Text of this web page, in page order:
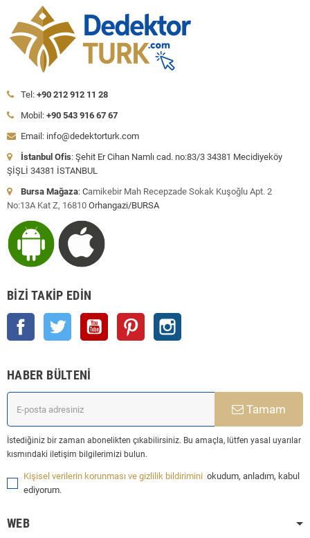
Tel: +90 212 912 11 28
Mobil: +90 543 916 67 67
Email: info@dedektorturk.com
İstanbul Ofis: Şehit Er Cihan Namlı cad. no:83/3 34381 Mecidiyeköy
ŞİŞLİ 34381 İSTANBUL
Bursa Mağaza: Camikebir Mah Recepzade Sokak Kuşoğlu Apt. 2
No:13A Kat Z, 16810 Orhangazi/BURSA
BIZI TAKIP EDIN
Facebook Twitter YouTube Pinterest
HABER BÜLTENI
Tamam
İstediğiniz bir zaman abonelikten çıkabilirsiniz. Bu amaçla, lütfen yasal uyarılar
kısmındaki iletişim bilgilerimizi bulun.
Kişisel verilerin korunması ve gizlilik bildirimini okudum, anladım, kabul
ediyorum.
WEB